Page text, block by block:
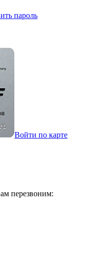
пароль
Войти по карте
перезвоним: